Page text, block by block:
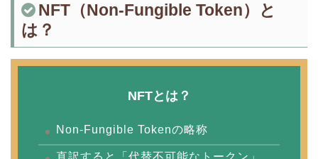
NFT（Non-Fungible Token）と
は？
NFTとは？
Non-Fungible Tokenの略称
直訳すると「代替不可能なトークン」